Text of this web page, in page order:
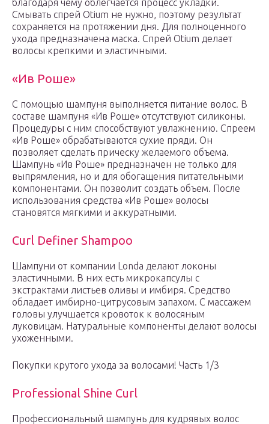
благодаря чему облегчается процесс укладки.
Смывать спрей Otium не нужно, поэтому результат
сохраняется на протяжении дня. Для полноценного
ухода предназначена маска. Спрей Otium делает
волосы крепкими и эластичными.
«Ив Роше»
С помощью шампуня выполняется питание волос. В
составе шампуня «Ив Роше» отсутствуют силиконы.
Процедуры с ним способствуют увлажнению. Спреем
«Ив Роше» обрабатываются сухие пряди. Он
позволяет сделать прическу желаемого объема.
Шампунь «Ив Роше» предназначен не только для
выпрямления, но и для обогащения питательными
компонентами. Он позволит создать объем. После
использования средства «Ив Роше» волосы
становятся мягкими и аккуратными.
Curl Definer Shampoo
Шампуни от компании Londa делают локоны
эластичными. В них есть микрокапсулы с
экстрактами листьев оливы и имбиря. Средство
обладает имбирно-цитрусовым запахом. С массажем
головы улучшается кровоток к волосяным
луковицам. Натуральные компоненты делают волосы
ухоженными.
Покупки крутого ухода за волосами! Часть 1/3
Professional Shine Curl
Профессиональный шампунь для кудрявых волос